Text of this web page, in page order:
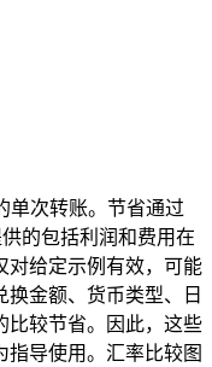
单次转账。节省通过
的包括利润和费用在
对给定示例有效，可能
金额、货币类型、日
比较节省。因此，这些
导使用。汇率比较图